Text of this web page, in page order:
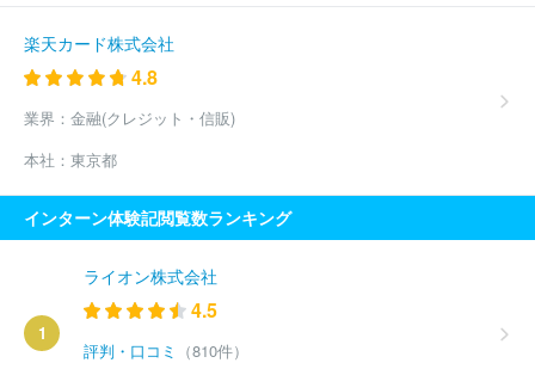
楽天カード株式会社
4.8
業界： 金融(クレジット・信販)
本社： 東京都
インターン体験記閲覧数ランキング
1
ライオン株式会社
4.5
評判・口コミ
（810件）